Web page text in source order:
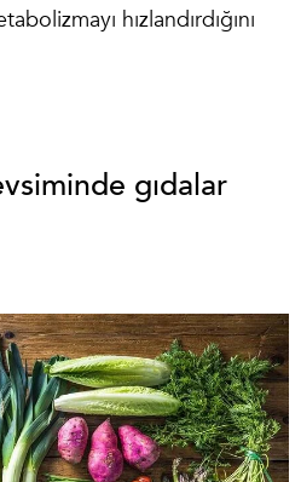
hızlandırdığını
gıdalar